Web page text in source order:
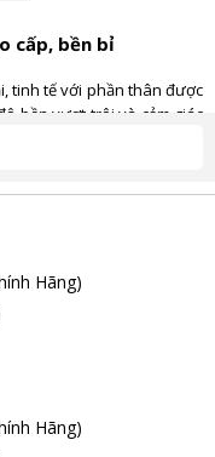
cấp, bền bỉ
tinh tế với phần thân được
bền vượt trội và cảm giác
giúp bề mặt luôn sáng
hiệu quả. Màn hình LED
trình sử dụng.
Hãng)
Hãng)